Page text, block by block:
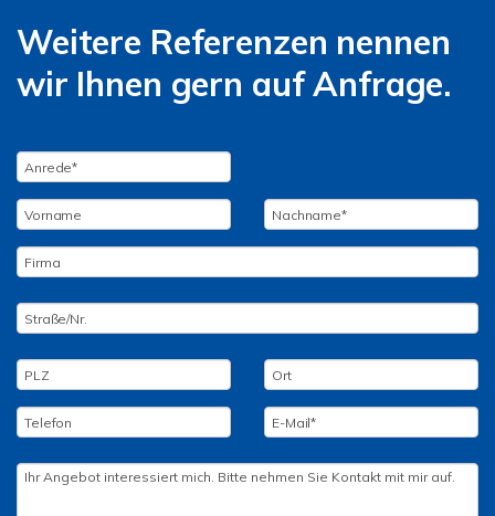
Weitere Referenzen nennen
wir Ihnen gern auf Anfrage.